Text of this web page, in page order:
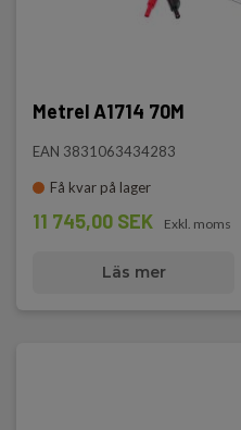
Metrel A1714 70M
EAN 3831063434283
Få kvar på lager
11 745,00 SEK Exkl. moms
Läs mer